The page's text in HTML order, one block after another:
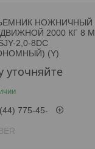
НОЖНИЧНЫЙ
2000 КГ 8 М
2,0-8DC
(Y)
уточняйте
775-45-